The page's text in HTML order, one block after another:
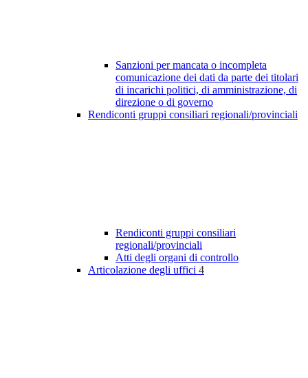
Sanzioni per mancata o incompleta
comunicazione dei dati da parte dei titolari
di incarichi politici, di amministrazione, di
direzione o di governo
Rendiconti gruppi consiliari regionali/provinciali
Rendiconti gruppi consiliari
regionali/provinciali
Atti degli organi di controllo
Articolazione degli uffici 4